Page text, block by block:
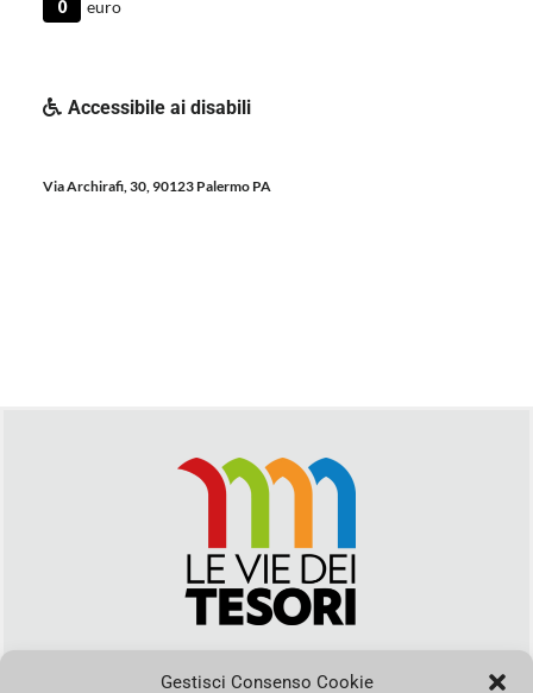
Gestisci Consenso Cookie
0 euro
Accessibile ai disabili
Via Archirafi, 30, 90123 Palermo PA
info@leviedeitesori.it